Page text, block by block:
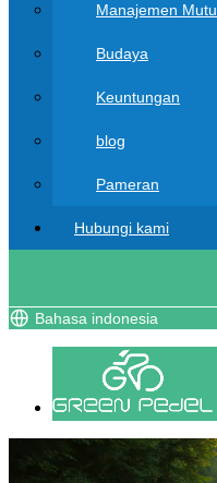
Manajemen Mutu
Budaya
Keuntungan
blog
Pameran
Hubungi kami
Bahasa indonesia